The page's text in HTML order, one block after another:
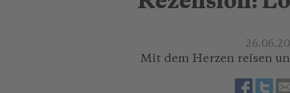
Mit dem Herzen reisen